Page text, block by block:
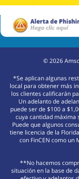
©2026
*Se aplican algunas
local para obtener más
los clientes calificarán
Un adelanto de
puede ser de $100 a
cuya cantidad máxima
Puede que algunos
tiene licencia de la
con FinCEN como un
**No hacemos
situación en la base de